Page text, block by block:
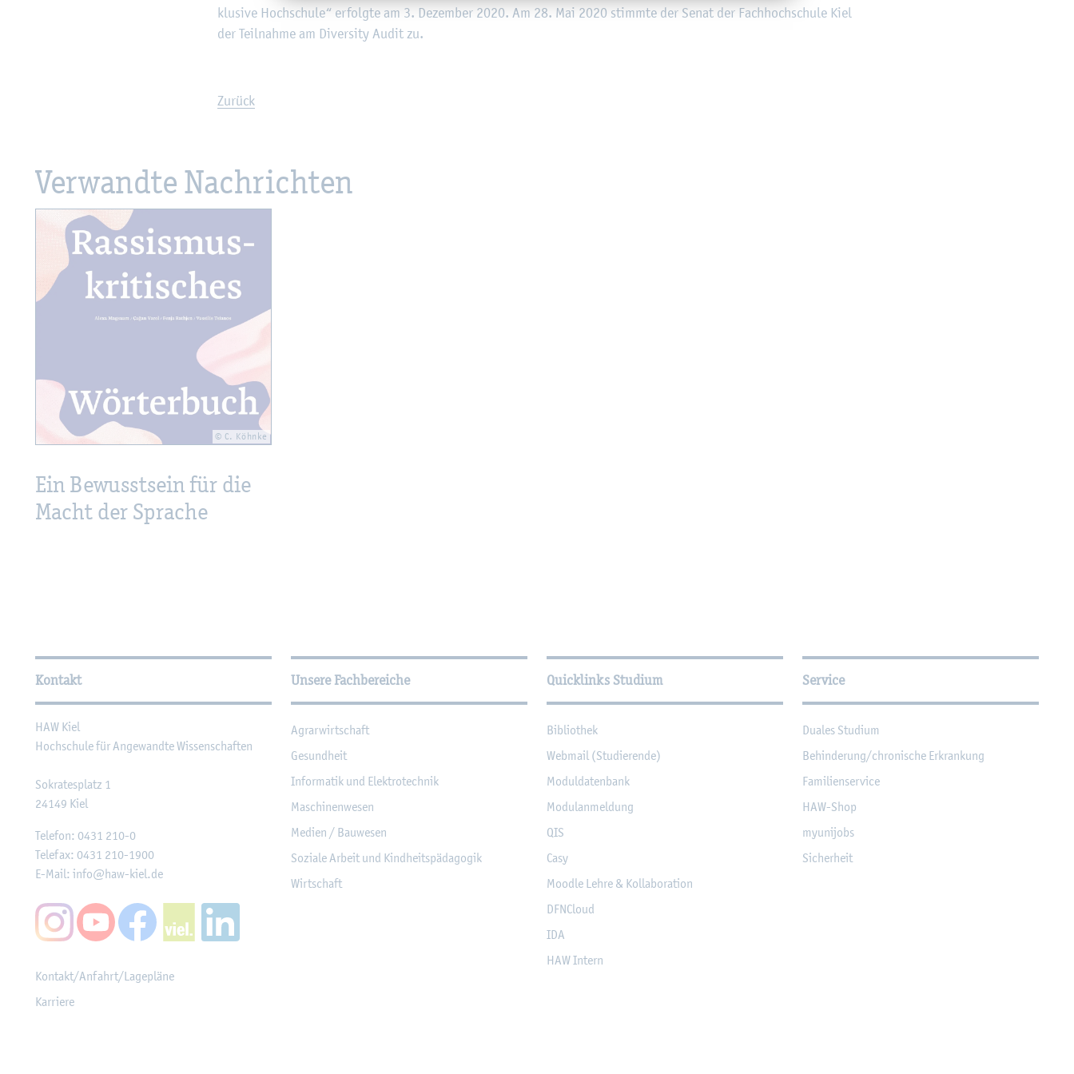
klu­si­ve Hoch­schu­le“ er­folg­te am 3. De­zem­ber 2020. Am 28. Mai 2020 stimm­te der Senat der Fach­hoch­schu­le Kiel
der Teil­nah­me am Di­ver­si­ty Audit zu.
Zu­rück
Ver­wand­te Nach­rich­ten
© C. Köhn­ke
Ein Be­wusst­sein für die
Macht der Spra­che
Wei­ter­füh­ren­de In­for­ma­tio­nen
Kontakt
HAW Kiel
Hoch­schu­le für An­ge­wand­te Wis­sen­schaf­ten
So­kra­tes­platz 1
24149 Kiel
Te­le­fon: 0431 210-0
Te­le­fax: 0431 210-1900
E-Mail: info@​haw-​kiel.​de
Kon­takt/An­fahrt/La­ge­plä­ne
Kar­rie­re
Unsere Fachbereiche
Agrar­wirt­schaft
Ge­sund­heit
In­for­ma­tik und Elek­tro­tech­nik
Ma­schi­nen­we­sen
Me­di­en / Bau­we­sen
So­zia­le Ar­beit und Kind­heits­päd­ago­gik
Wirt­schaft
Quicklinks Studium
Bi­blio­thek
Web­mail (Stu­die­ren­de)
Mo­dul­da­ten­bank
Mo­du­l­an­mel­dung
QIS
Casy
Mood­le Lehre & Kol­la­bo­ra­ti­on
DF­NCloud
IDA
HAW In­tern
Service
Dua­les Stu­di­um
Be­hin­de­rung/chro­ni­sche Er­kran­kung
Fa­mi­li­en­ser­vice
HAW-Shop
myu­ni­jobs
Si­cher­heit